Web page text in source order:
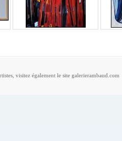
visitez également le site galerierambaud.com